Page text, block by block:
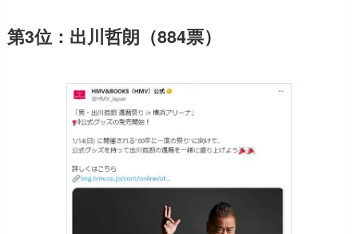
第3位：出川哲朗（884票）